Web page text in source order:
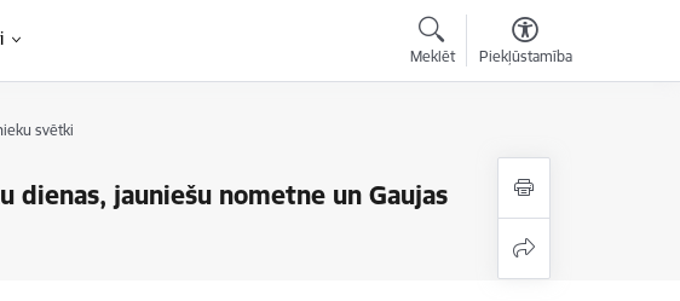
Meklēt Piekļūstamība
svētki
jauniešu nometne un Gaujas